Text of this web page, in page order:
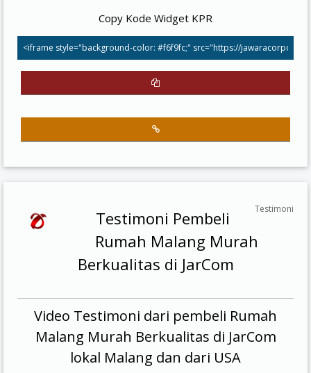
Copy Kode Widget KPR
Testimoni
Testimoni Pembeli
Rumah Malang Murah
Berkualitas di JarCom
Video Testimoni dari pembeli Rumah
Malang Murah Berkualitas di JarCom
lokal Malang dan dari USA